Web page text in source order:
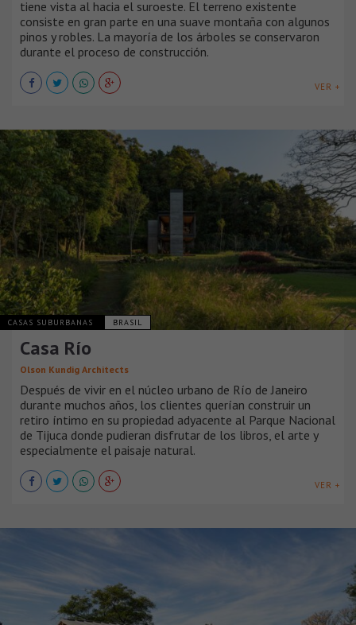
tiene vista al hacia el suroeste. El terreno existente
consiste en gran parte en una suave montaña con algunos
pinos y robles. La mayoría de los árboles se conservaron
durante el proceso de construcción.
VER +
CASAS SUBURBANAS BRASIL
Casa Río
Olson Kundig Architects
Después de vivir en el núcleo urbano de Río de Janeiro
durante muchos años, los clientes querían construir un
retiro íntimo en su propiedad adyacente al Parque Nacional
de Tijuca donde pudieran disfrutar de los libros, el arte y
especialmente el paisaje natural.
VER +